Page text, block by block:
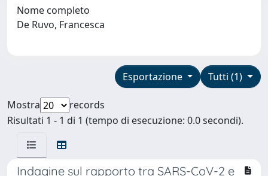
Nome completo
De Ruvo, Francesca
Tutti (1)
Esportazione
Mostra
records
Risultati 1 - 1 di 1 (tempo di esecuzione: 0.0 secondi).
Indagine sul rapporto tra SARS-CoV-2 e